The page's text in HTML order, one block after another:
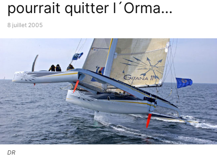
pourrait quitter l´Orma…
8 juillet 2005
DR